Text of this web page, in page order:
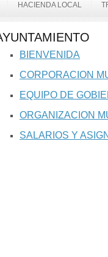
HACIENDA LOCAL
BIENVENIDA
CORPORACION
EQUIPO DE
ORGANIZACION
SALARIOS Y